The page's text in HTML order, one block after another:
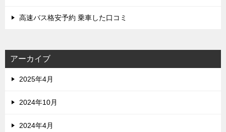
高速バス格安予約 乗車した口コミ
アーカイブ
2025年4月
2024年10月
2024年4月